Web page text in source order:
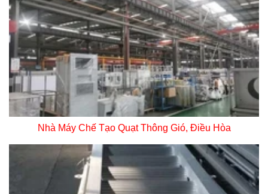
Nhà Máy Chế Tạo Quạt Thông Gió, Điều Hòa